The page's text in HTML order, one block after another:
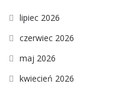
lipiec 2026
czerwiec 2026
maj 2026
kwiecień 2026